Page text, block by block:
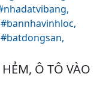
#bannhavinhloc,
#batdongsan,
Ô TÔ VÀO